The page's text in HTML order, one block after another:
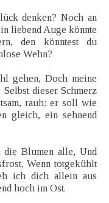
denken? Noch an
liebend Auge könnte
den könntest du
Wehn?
gehen, Doch meine
dieser Schmerz
rauh; er soll wie
gleich, ein sehnend
die Blumen alle, Und
Wenn totgekühlt
ich dich allein aus
hoch im Ost.